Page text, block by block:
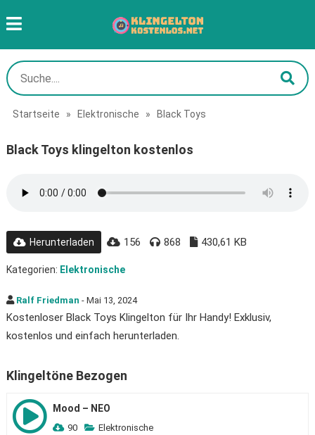
Startseite » Elektronische » Black Toys
Black Toys klingelton kostenlos
Herunterladen 156 868 430,61 KB
Kategorien: Elektronische
Ralf Friedman - Mai 13, 2024
Kostenloser Black Toys Klingelton für Ihr Handy! Exklusiv,
kostenlos und einfach herunterladen.
Klingeltöne Bezogen
Mood – NEO
90 Elektronische